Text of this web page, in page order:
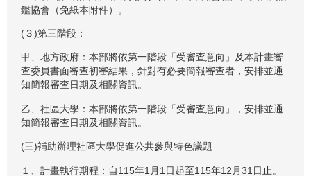
鑑協會（免紙本附件）。
(３)第三階段：
甲、地方政府：本部將依第一階段「受審查意向」及本計畫審
查委員書面審查初審結果，針對有必要簡報審查者，安排並通
知簡報審查日期及相關資訊。
乙、社區大學：本部將依第一階段「受審查意向」，安排並通
知簡報審查日期及相關資訊。
(三)補助辦理社區大學促進公共參與特色議題
１、計畫執行期程：自115年1月1日起至115年12月31日止。